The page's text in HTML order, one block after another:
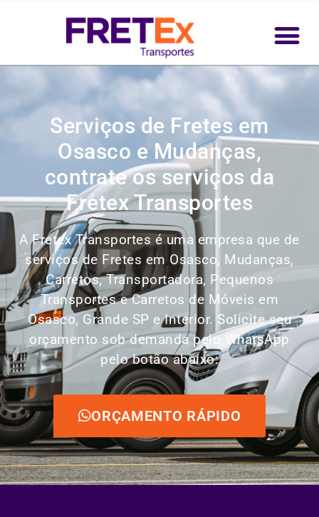
Serviços de Fretes em
Osasco e Mudanças,
contrate os serviços da
Fretex Transportes
A Fretex Transportes é uma empresa que de
serviços de Fretes em Osasco, Mudanças,
Carretos, Transportadora, Pequenos
Transportes e Carretos de Móveis em
Osasco, Grande SP e Interior. Solicite seu
orçamento sob demanda pelo WhatsApp
pelo botão abaixo:
ORÇAMENTO RÁPIDO